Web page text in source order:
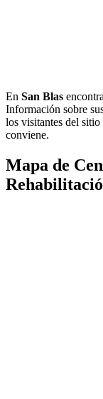
En San Blas
Información sobre
los visitantes del sitio
conviene.
Mapa de